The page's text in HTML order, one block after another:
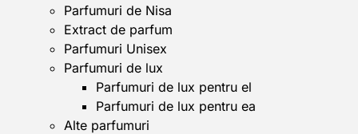
Parfumuri de Nisa
Extract de parfum
Parfumuri Unisex
Parfumuri de lux
Parfumuri de lux pentru el
Parfumuri de lux pentru ea
Alte parfumuri